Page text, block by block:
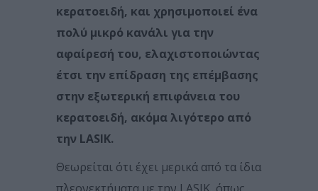
κερατοειδή, και χρησιμοποιεί ένα
πολύ μικρό κανάλι για την
αφαίρεσή του, ελαχιστοποιώντας
έτσι την επίδραση της επέμβασης
στην εξωτερική επιφάνεια του
κερατοειδή, ακόμα λιγότερο από
την LASIK.
Θεωρείται ότι έχει μερικά από τα ίδια
πλεονεκτήματα με την LASIK, όπως